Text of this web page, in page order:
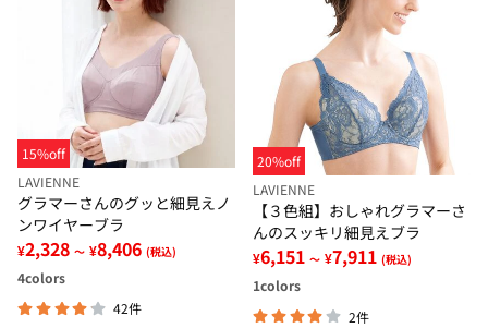
15%off
LAVIENNE
グラマーさんのグッと細見えノ
ンワイヤーブラ
¥2,328 ～ ¥8,406 (税込)
4colors
42件
20%off
LAVIENNE
【３色組】おしゃれグラマーさ
んのスッキリ細見えブラ
¥6,151 ～ ¥7,911 (税込)
1colors
2件